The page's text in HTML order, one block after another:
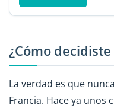
¿Cómo
La verdad es que
Francia. Hace ya unos